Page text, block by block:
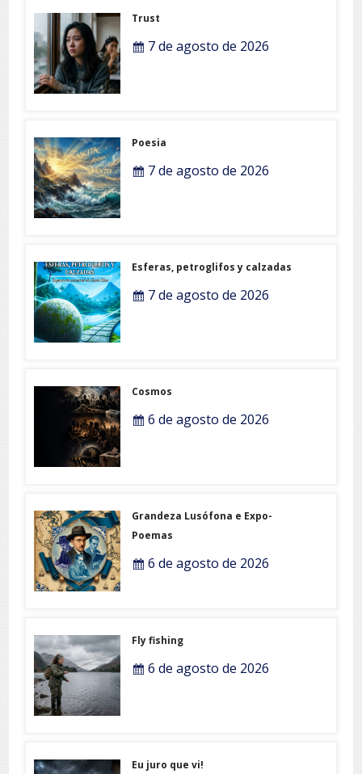
Trust
7 de agosto de 2026
Poesia
7 de agosto de 2026
Esferas, petroglifos y calzadas
7 de agosto de 2026
Cosmos
6 de agosto de 2026
Grandeza Lusófona e Expo-
Poemas
6 de agosto de 2026
Fly fishing
6 de agosto de 2026
Eu juro que vi!